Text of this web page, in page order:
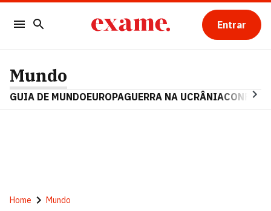
Entrar
Mundo
GUIA DE MUNDOEUROPAGUERRA NA UCRÂNIA
Home Mundo